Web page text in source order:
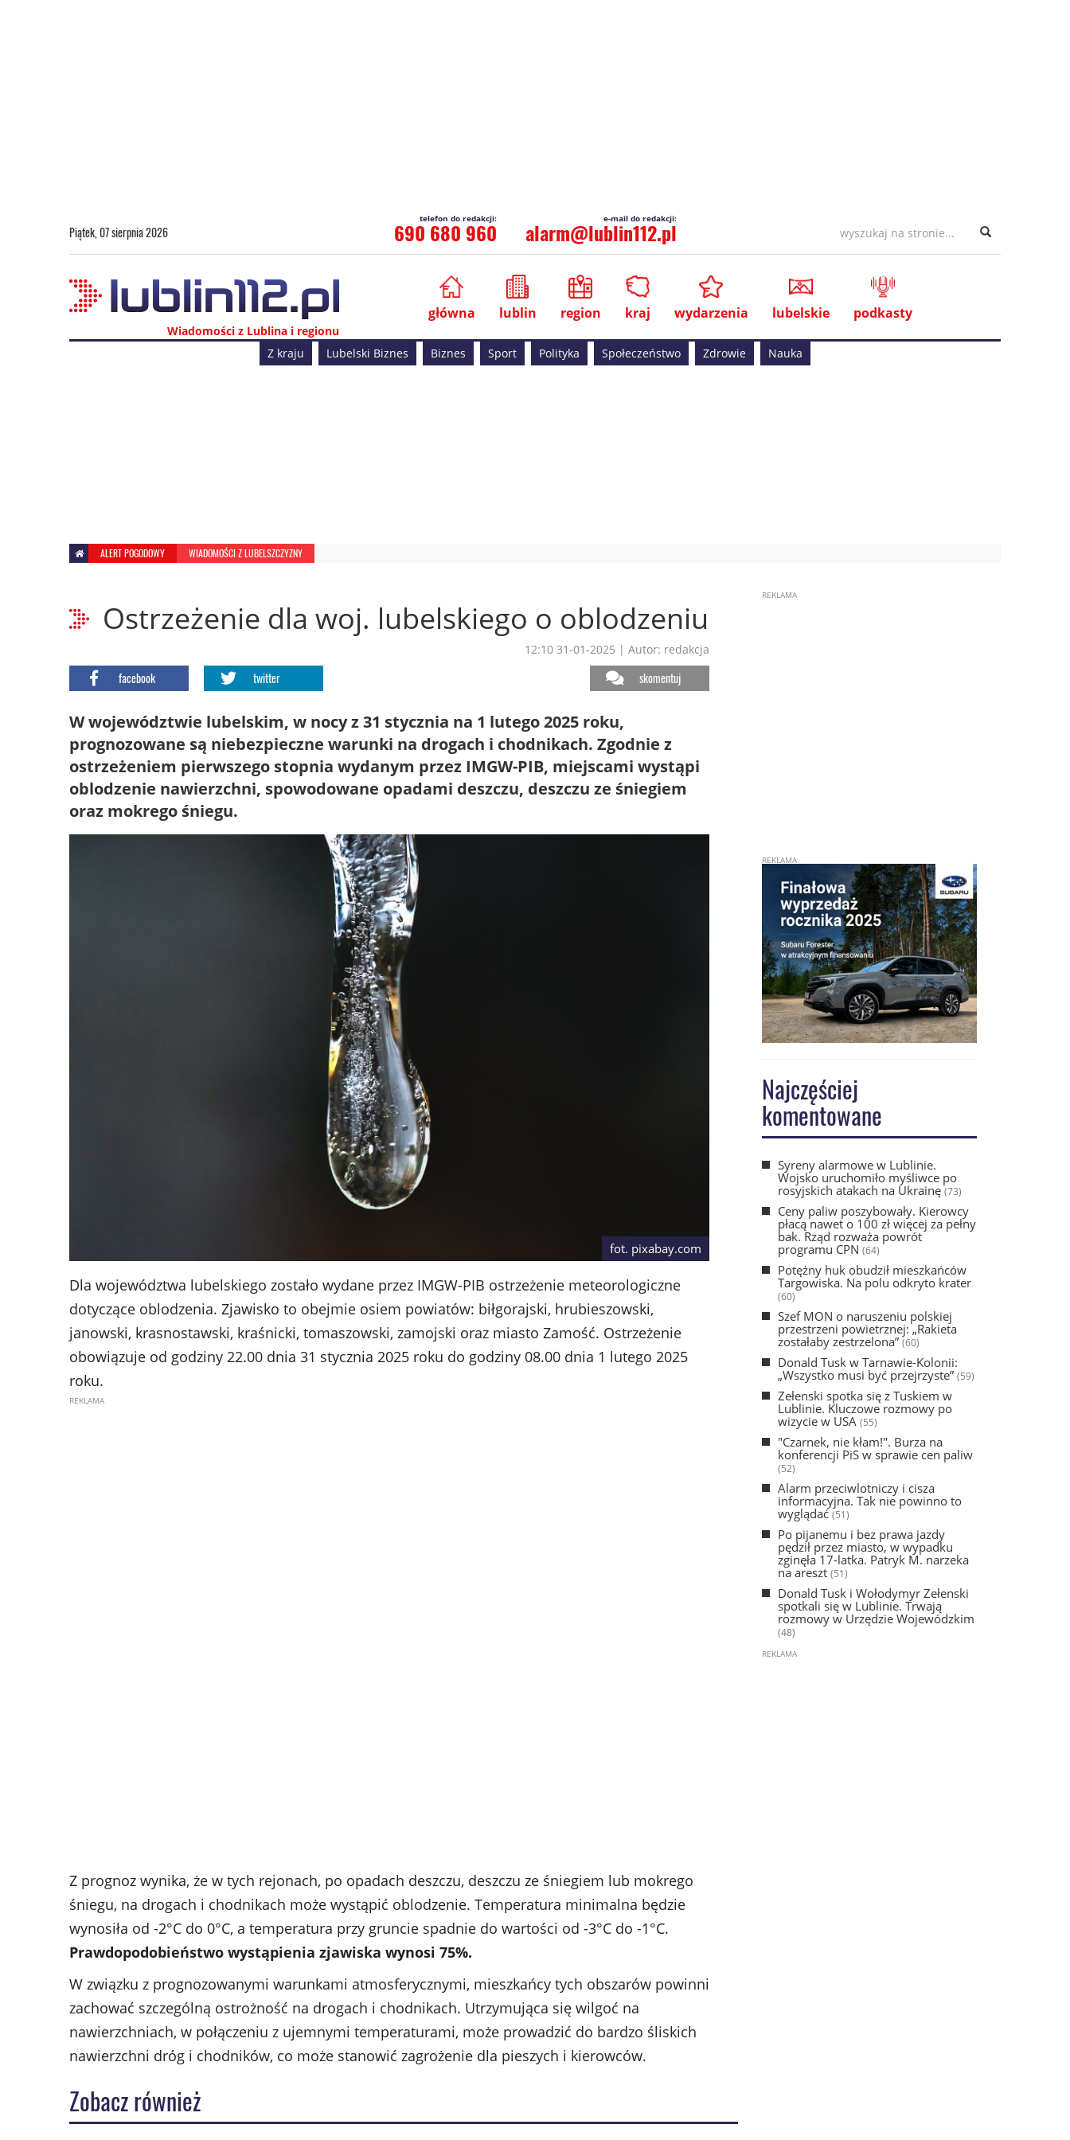
Piątek, 07 sierpnia 2026 690 680 960 alarm@lublin112.pl
Wiadomości z Lublina i regionu
główna lublin region kraj wydarzenia lubelskie podkasty
Z kraju Lubelski Biznes Biznes Sport Polityka Społeczeństwo Zdrowie Nauka
ALERT POGODOWY WIADOMOŚCI Z LUBELSZCZYZNY
Ostrzeżenie dla woj. lubelskiego o oblodzeniu
12:10 31-01-2025 | Autor: redakcja
facebook twitter skomentuj
W województwie lubelskim, w nocy z 31 stycznia na 1 lutego 2025 roku,
prognozowane są niebezpieczne warunki na drogach i chodnikach. Zgodnie z
ostrzeżeniem pierwszego stopnia wydanym przez IMGW-PIB, miejscami wystąpi
oblodzenie nawierzchni, spowodowane opadami deszczu, deszczu ze śniegiem
oraz mokrego śniegu.
fot. pixabay.com
Dla województwa lubelskiego zostało wydane przez IMGW-PIB ostrzeżenie meteorologiczne
dotyczące oblodzenia. Zjawisko to obejmie osiem powiatów: biłgorajski, hrubieszowski,
janowski, krasnostawski, kraśnicki, tomaszowski, zamojski oraz miasto Zamość. Ostrzeżenie
obowiązuje od godziny 22.00 dnia 31 stycznia 2025 roku do godziny 08.00 dnia 1 lutego 2025
roku.
Z prognoz wynika, że w tych rejonach, po opadach deszczu, deszczu ze śniegiem lub mokrego
śniegu, na drogach i chodnikach może wystąpić oblodzenie. Temperatura minimalna będzie
wynosiła od -2°C do 0°C, a temperatura przy gruncie spadnie do wartości od -3°C do -1°C.
Prawdopodobieństwo wystąpienia zjawiska wynosi 75%.
W związku z prognozowanymi warunkami atmosferycznymi, mieszkańcy tych obszarów powinni
zachować szczególną ostrożność na drogach i chodnikach. Utrzymująca się wilgoć na
nawierzchniach, w połączeniu z ujemnymi temperaturami, może prowadzić do bardzo śliskich
nawierzchni dróg i chodników, co może stanowić zagrożenie dla pieszych i kierowców.
Zobacz również
Najczęściej
komentowane
Syreny alarmowe w Lublinie.
Wojsko uruchomiło myśliwce po
rosyjskich atakach na Ukrainę(73)
Ceny paliw poszybowały. Kierowcy
płacą nawet o 100 zł więcej za pełny
bak. Rząd rozważa powrót
programu CPN (64)
Potężny huk obudził mieszkańców
Targowiska. Na polu odkryto krater
(60)
Szef MON o naruszeniu polskiej
przestrzeni powietrznej: „Rakieta
zostałaby zestrzelona” (60)
Donald Tusk w Tarnawie-Kolonii:
„Wszystko musi być przejrzyste” (59)
Zełenski spotka się z Tuskiem w
Lublinie. Kluczowe rozmowy po
wizycie w USA (55)
"Czarnek, nie kłam!". Burza na
konferencji PiS w sprawie cen paliw
(52)
Alarm przeciwlotniczy i cisza
informacyjna. Tak nie powinno to
wyglądać(51)
Po pijanemu i bez prawa jazdy
pędził przez miasto, w wypadku
zginęła 17-latka. Patryk M. narzeka
na areszt (51)
Donald Tusk i Wołodymyr Zełenski
spotkali się w Lublinie. Trwają
rozmowy w Urzędzie Wojewódzkim
(48)